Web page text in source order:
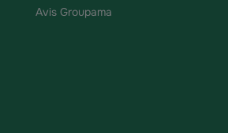
Avis Groupama